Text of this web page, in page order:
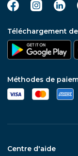
Téléchargement
Méthodes de
Centre d'aide